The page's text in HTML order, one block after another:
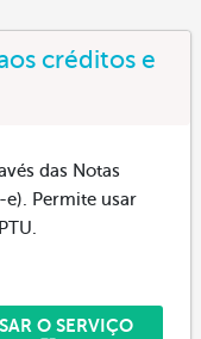
créditos e
das Notas
e). Permite usar
O SERVIÇO